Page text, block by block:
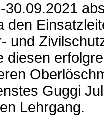
30.09.2021
den
und
diesen
Guggi
Lehrgang.